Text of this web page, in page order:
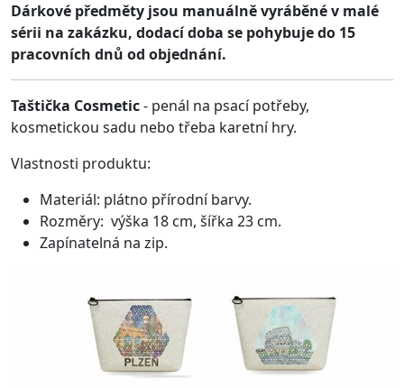
Dárkové předměty jsou manuálně vyráběné v malé
sérii na zakázku, dodací doba se pohybuje do 15
pracovních dnů od objednání.
Taštička Cosmetic- penál na psací potřeby,
kosmetickou sadu nebo třeba karetní hry.
Vlastnosti produktu:
Materiál: plátno přírodní barvy.
Rozměry: výška 18 cm, šířka 23 cm.
Zapínatelná na zip.